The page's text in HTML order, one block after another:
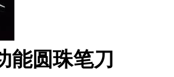
能圆珠笔刀